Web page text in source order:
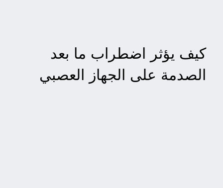
كيف يؤثر اضطراب ما بعد
الصدمة على الجهاز العصبي